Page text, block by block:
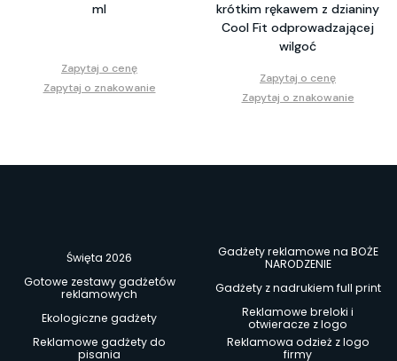
ml
Zapytaj o cenę
Zapytaj o znakowanie
krótkim rękawem z dzianiny
Cool Fit odprowadzającej
wilgoć
Zapytaj o cenę
Zapytaj o znakowanie
Święta 2026
Gadżety reklamowe na BOŻE
NARODZENIE
Gotowe zestawy gadżetów
reklamowych
Gadżety z nadrukiem full print
Ekologiczne gadżety
Reklamowe breloki i
otwieracze z logo
Reklamowe gadżety do
pisania
Reklamowa odzież z logo
firmy